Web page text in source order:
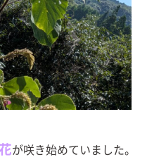
が咲き始めていました。